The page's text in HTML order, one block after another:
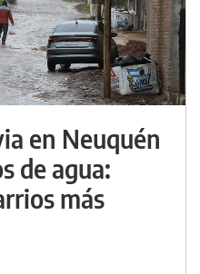
en Neuquén
de agua:
más